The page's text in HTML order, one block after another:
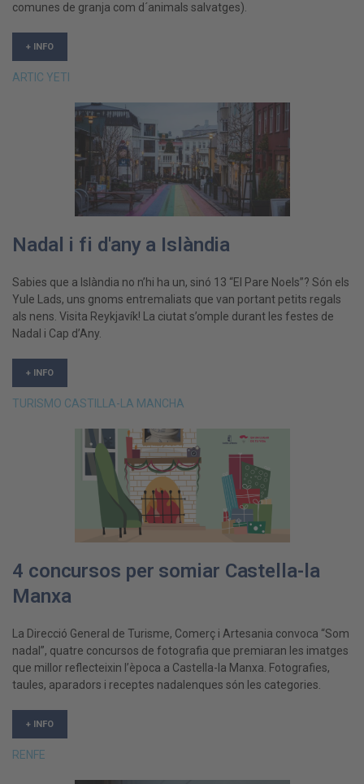
comunes de granja com d´animals salvatges).
+ INFO
ARTIC YETI
Nadal i fi d'any a Islàndia
Sabies que a Islàndia no n’hi ha un, sinó 13 “El Pare Noels”? Són els
Yule Lads, uns gnoms entremaliats que van portant petits regals
als nens. Visita Reykjavík! La ciutat s’omple durant les festes de
Nadal i Cap d’Any.
+ INFO
TURISMO CASTILLA-LA MANCHA
4 concursos per somiar Castella-la
Manxa
La Direcció General de Turisme, Comerç i Artesania convoca “Som
nadal”, quatre concursos de fotografia que premiaran les imatges
que millor reflecteixin l’època a Castella-la Manxa. Fotografies,
taules, aparadors i receptes nadalenques són les categories.
+ INFO
RENFE